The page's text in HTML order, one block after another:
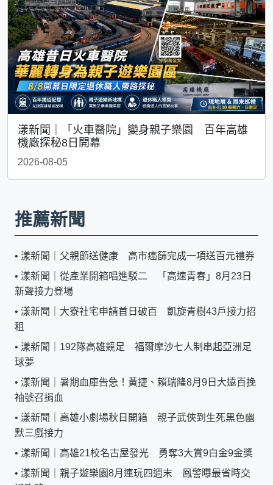
漾新聞｜「火車醫院」變身親子樂園 百年高雄
機廠探秘8日開幕
2026-08-05
推薦新聞
• 漾新聞｜父親節送健康 高市癌篩完成一項送百元禮券
• 漾新聞｜從產業開箱唱進駁二 「高速青春」8月23日
新聲接力登場
• 漾新聞｜大寮社宅申請首日破百 凱旋青樹43戶接力招
租
• 漾新聞｜192隊高雄競足 福爾摩沙七人制串起亞洲足
球夢
• 漾新聞｜暑期血庫告急！黃捷、賴瑞隆8月9日大遠百挽
袖號召捐血
• 漾新聞｜高雄小劇場秋日開箱 親子武俠到生死黑色幽
默三戲接力
• 漾新聞｜高雄21校名古屋發光 勇奪3大賞9白金9金獎
• 漾新聞｜親子遊樂園8月連玩四週末 鳳警曝最省時交